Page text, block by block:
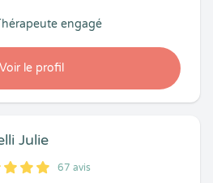
Voir le profil
engagé
Julie
67 avis